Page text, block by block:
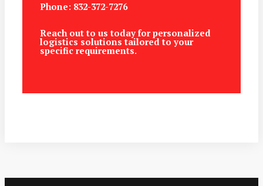
Phone: 832-372-7276
Reach out to us today for personalized
logistics solutions tailored to your
specific requirements.